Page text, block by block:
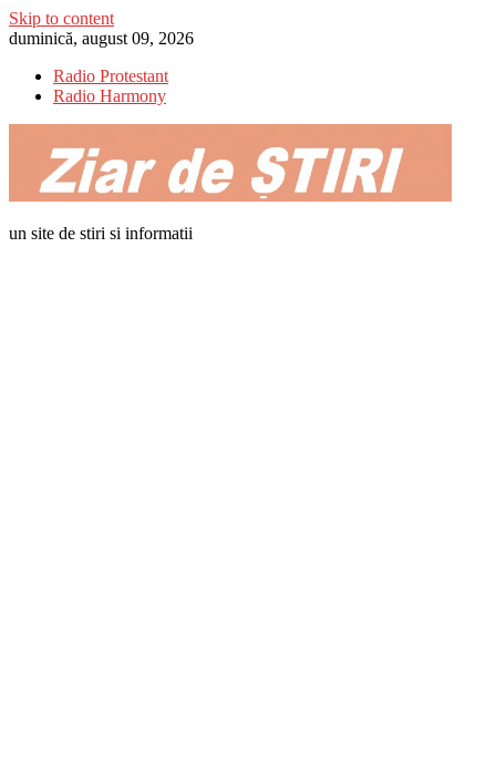
Skip to content
duminică, august 09, 2026
Radio Protestant
Radio Harmony
un site de stiri si informatii